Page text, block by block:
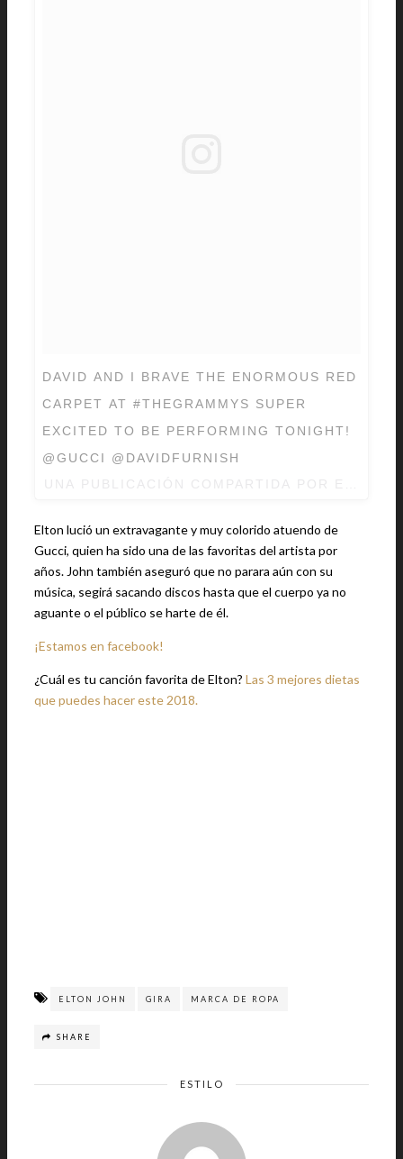
DAVID AND I BRAVE THE ENORMOUS RED
CARPET AT #THEGRAMMYS SUPER
EXCITED TO BE PERFORMING TONIGHT!
@GUCCI @DAVIDFURNISH
Elton lució un extravagante y muy colorido atuendo de
Gucci, quien ha sido una de las favoritas del artista por
años. John también aseguró que no parara aún con su
música, segirá sacando discos hasta que el cuerpo ya no
aguante o el público se harte de él.
¡Estamos en facebook!
¿Cuál es tu canción favorita de Elton? Las 3 mejores dietas
que puedes hacer este 2018.
ELTON JOHN GIRA MARCA DE ROPA
SHARE
ESTILO